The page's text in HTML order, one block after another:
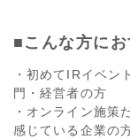
■こんな方に
・初めてIRイベン
門・経営者の方
・オンライン施策
感じている企業の